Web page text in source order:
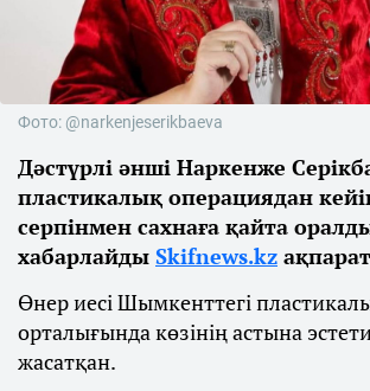
Фото: @narkenjeserikbaeva
Дәстүрлі әнші Наркенже
пластикалық операциядан
серпінмен сахнаға қайта
хабарлайды Skifnews.kz
Өнер иесі Шымкенттегі
орталығында көзінің астына
жасатқан.